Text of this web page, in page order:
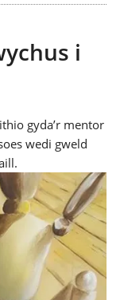
i
gyda’r mentor
wedi gweld